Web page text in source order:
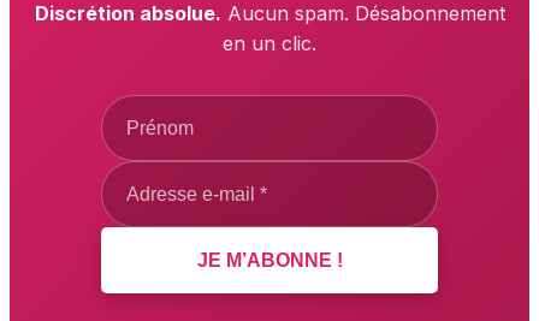
Discrétion absolue. Aucun spam. Désabonnement
en un clic.